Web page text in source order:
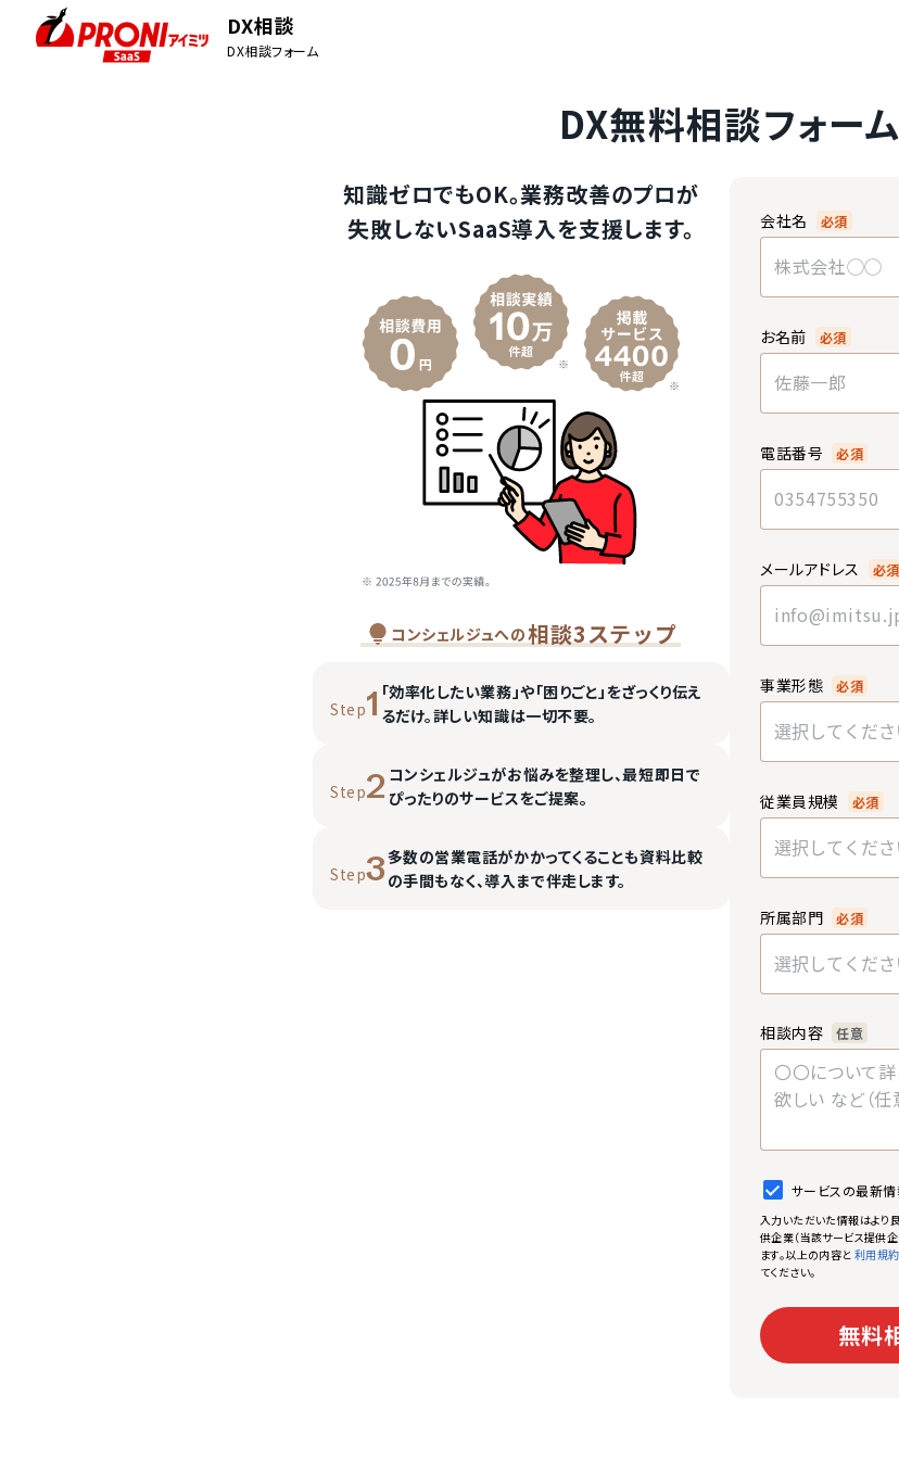
DX相談
DX相談フォーム
DX無料相談フォーム
知識ゼロでもOK。業務改善のプロが
失敗しないSaaS導入を支援します。
コンシェルジュへの相談3ステップ
Step1 「効率化したい業務」や「困りごと」をざっくり伝え
るだけ。詳しい知識は一切不要。
Step2 コンシェルジュがお悩みを整理し、最短即日で
ぴったりのサービスをご提案。
Step3多数の営業電話がかかってくることも資料比較
の手間もなく、導入まで伴走します。
会社名 必須
お名前 必須
電話番号 必須
メールアドレス 必須
事業形態 必須
選択してくださ
従業員規模 必須
選択してくださ
所属部門 必須
選択してくださ
相談内容 任意
サービスの最新
入力いただいた情報はより
供企業（当該サービス提供
ます。以上の内容と利用規約
てください。
無料